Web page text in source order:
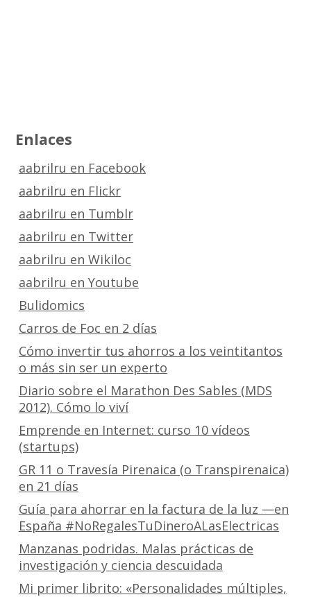
Enlaces
aabrilru en Facebook
aabrilru en Flickr
aabrilru en Tumblr
aabrilru en Twitter
aabrilru en Wikiloc
aabrilru en Youtube
Bulidomics
Carros de Foc en 2 días
Cómo invertir tus ahorros a los veintitantos
o más sin ser un experto
Diario sobre el Marathon Des Sables (MDS
2012). Cómo lo viví
Emprende en Internet: curso 10 vídeos
(startups)
GR 11 o Travesía Pirenaica (o Transpirenaica)
en 21 días
Guía para ahorrar en la factura de la luz —en
España #NoRegalesTuDineroALasElectricas
Manzanas podridas. Malas prácticas de
investigación y ciencia descuidada
Mi primer librito: «Personalidades múltiples,